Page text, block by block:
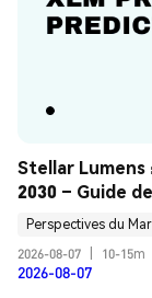
Stellar Lumens
2030 – Guide
Perspectives du
2026-08-07
10-15m
2026-08-07